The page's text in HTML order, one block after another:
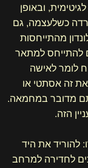
ובאופן
כשלעצמה, גם
מהתייחסות
להתייחס למתאר
לומר לאישה
זה אסתטי או
מדובר במחמאה.
הזה.
להוריד את היד
לחדירה למרחב